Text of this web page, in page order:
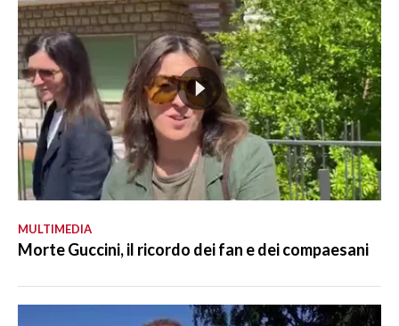
MULTIMEDIA
Morte Guccini, il ricordo dei fan e dei compaesani